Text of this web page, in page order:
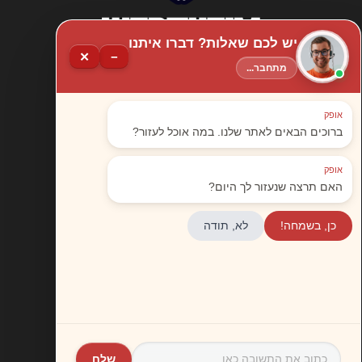
א'-ה', 10:00-16:00
3, רשל"צ
03-6888722
יש לכם שאלות? דברו איתנו
מתחבר...
−
✕
אופק
ברוכים הבאים לאתר שלנו. במה אוכל לעזור?
אופק
האם תרצה שנעזור לך היום?
כן, בשמחה! לא, תודה
שלח